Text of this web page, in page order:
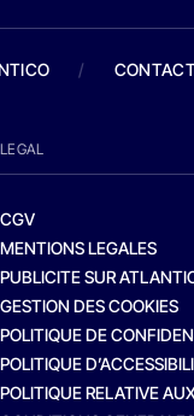
/
LEGAL
CGV
MENTIONS LEGALES
PUBLICITE SUR
GESTION DES COOKIES
POLITIQUE DE
POLITIQUE
POLITIQUE RELATIVE